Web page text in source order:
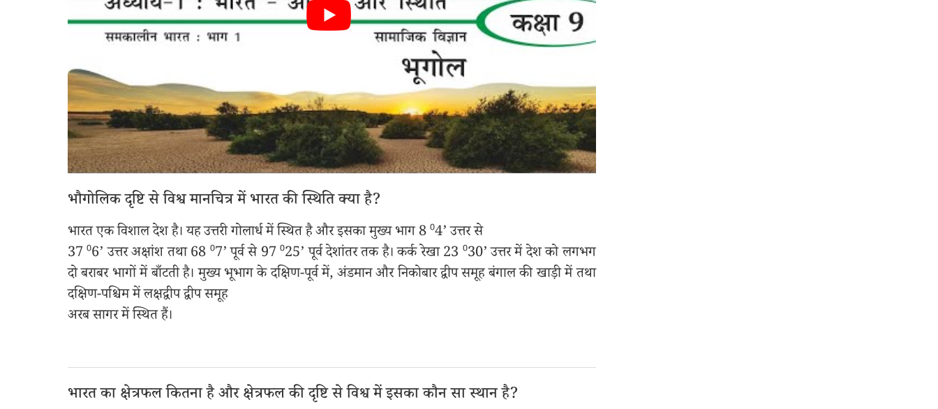
भौगोलिक दृष्टि से विश्व मानचित्र में भारत की स्थिति क्या है?
भारत एक विशाल देश है। यह उत्तरी गोलार्ध में स्थित है और इसका मुख्य भाग 8 ⁰4’ उत्तर से
37 ⁰6’ उत्तर अक्षांश तथा 68 ⁰7’ पूर्व से 97 ⁰25’ पूर्व देशांतर तक है। कर्क रेखा 23 ⁰30’ उत्तर में देश को लगभग
दो बराबर भागों में बाँटती है। मुख्य भूभाग के दक्षिण-पूर्व में, अंडमान और निकोबार द्वीप समूह बंगाल की खाड़ी में तथा
दक्षिण-पश्चिम में लक्षद्वीप द्वीप समूह
अरब सागर में स्थित हैं।
भारत का क्षेत्रफल कितना है और क्षेत्रफल की दृष्टि से विश्व में इसका कौन सा स्थान है?